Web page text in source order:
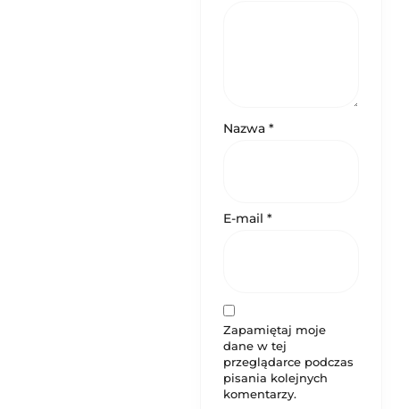
Nazwa *
E-mail *
Zapamiętaj moje
dane w tej
przeglądarce podczas
pisania kolejnych
komentarzy.